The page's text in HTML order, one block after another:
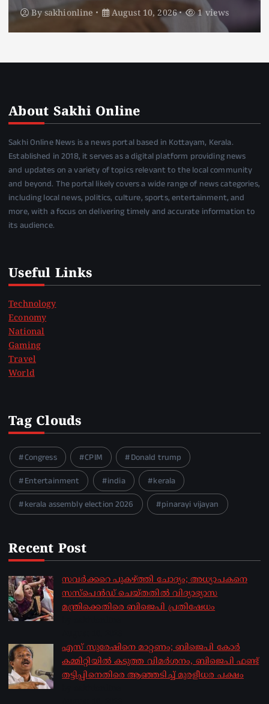
By sakhionline August 10, 2026 2 views
About Sakhi Online
Sakhi Online News is a news portal based in Kottayam, Kerala.
Established in 2018, it serves as a digital platform providing news
and updates on a variety of topics relevant to the local community
and beyond. The portal likely covers a wide range of news categories,
including local news, politics, culture, sports, entertainment, and
more, with a focus on delivering timely and accurate information to
its audience.
Useful Links
Technology
Economy
National
Gaming
Travel
World
Tag Clouds
Congress CPIM
Donald trump
Entertainment
india
kerala
kerala assembly election 2026
pinarayi vijayan
Recent Post
സവര്‍ക്കറെ പുകഴ്ത്തി ചോദ്യം; അധ്യാപകനെ
സസ്‌പെന്‍ഡ് ചെയ്തതില്‍ വിദ്യാഭ്യാസ
മന്ത്രിക്കെതിരെ ബിജെപി പ്രതിഷേധം
എസ് സുരേഷിനെ മാറ്റണം; ബിജെപി കോർ
കമ്മിറ്റിയിൽ കടുത്ത വിമർശനം, ബിജെപി ഫണ്ട്
തട്ടിപ്പിനെതിരെ ആഞ്ഞടിച്ച് മുരളീധര പക്ഷം